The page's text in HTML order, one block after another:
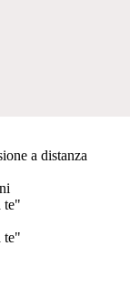
a distanza
te"
te"